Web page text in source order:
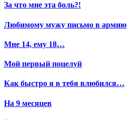
За что мне эта боль?!
Любимому мужу письмо в армию
Мне 14, ему 18…
Мой первый поцелуй
Как быстро я в тебя влюбился…
На 9 месяцев